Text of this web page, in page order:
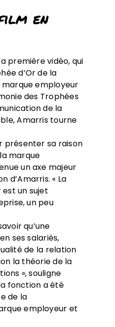
en
première vidéo, qui
d’Or de la
employeur
des Trophées
de la
Amarris tourne
présenter sa raison
marque
un axe majeur
d’Amarris. « La
un sujet
un peu
qu’une
ses salariés,
de la relation
la théorie de la
», souligne
fonction a été
de la
employeur et